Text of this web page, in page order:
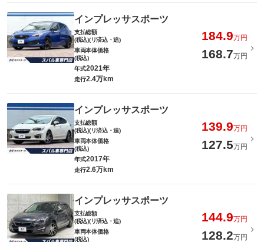
インプレッサスポーツ
支払総額
(税込)(リ済込・追)
184.9万円
車両本体価格
(税込)
168.7万円
年式2021年
走行2.4万km
インプレッサスポーツ
支払総額
(税込)(リ済込・追)
139.9万円
車両本体価格
(税込)
127.5万円
年式2017年
走行2.6万km
インプレッサスポーツ
支払総額
(税込)(リ済込・追)
144.9万円
車両本体価格
(税込)
128.2万円